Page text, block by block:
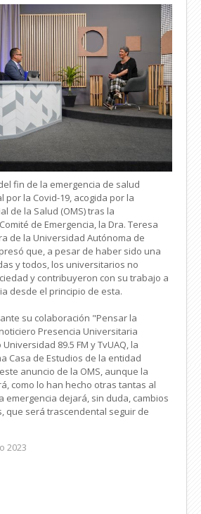
fin de la emergencia de salud
por la Covid-19, acogida por la
de la Salud (OMS) tras la
de Emergencia, la Dra. Teresa
de la Universidad Autónoma de
que, a pesar de haber sido una
y todos, los universitarios no
y contribuyeron con su trabajo a
desde el principio de esta.
su colaboración "Pensar la
Presencia Universitaria
89.5 FM y TvUAQ, la
Casa de Estudios de la entidad
anuncio de la OMS, aunque la
como lo han hecho otras tantas al
emergencia dejará, sin duda, cambios
que será trascendental seguir de
2023